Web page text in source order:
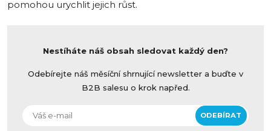
pomohou urychlit jejich růst.
Nestíháte náš obsah sledovat každý den?
Odebírejte náš měsíční shrnující newsletter a buďte v
B2B salesu o krok napřed.